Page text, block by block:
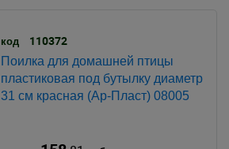
код 110372
Поилка для домашней птицы
пластиковая под бутылку диаметр
31 см красная (Ар-Пласт) 08005